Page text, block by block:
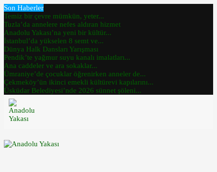
Son Haberler
Temiz bir çevre mümkün, yeter...
Tuzla’da annelere nefes aldıran hizmet
Anadolu Yakası’na yeni bir kültür...
İstanbul’da yükselen 8 semt ve...
Dünya Halk Dansları Yarışması
Pendik’te yağmur suyu kanalı imalatları...
Ana caddeler ve ara sokaklar...
Ümraniye’de çocuklar öğrenirken anneler de...
Çekmeköy’ün ikinci emekli kültürevi kapılarını...
Üsküdar Belediyesi’nde 2026 sünnet şöleni...